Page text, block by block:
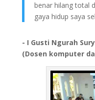
benar hilang total
gaya hidup saya
- I Gusti Ngurah
(Dosen komputer